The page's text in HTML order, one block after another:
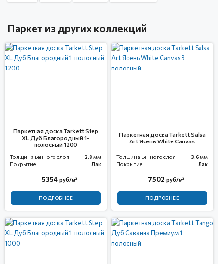
Паркет из других коллекций
Паркетная доска Tarkett Step
XL Дуб Благородный 1-
полосный 1200
Толщина ценного слоя
2.8 мм
Покрытие
Лак
5354 руб/м2
ПОДРОБНЕЕ
Паркетная доска Tarkett Salsa
Art Ясень White Canvas
Толщина ценного слоя
3.6 мм
Покрытие
Лак
7502 руб/м2
ПОДРОБНЕЕ